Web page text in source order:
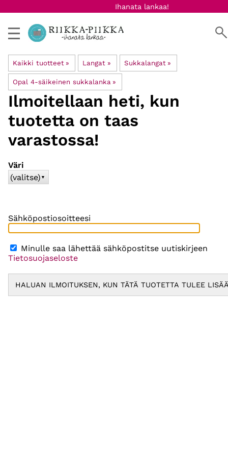
Ihanata lankaa!
Kaikki tuotteet ‪» Langat ‪» Sukkalangat ‪»
Opal 4-säikeinen sukkalanka ‪»
Ilmoitellaan heti, kun
tuotetta on taas
varastossa!
Väri
(valitse) ▼
Sähköpostiosoitteesi
Minulle saa lähettää sähköpostitse uutiskirjeen
Tietosuojaseloste